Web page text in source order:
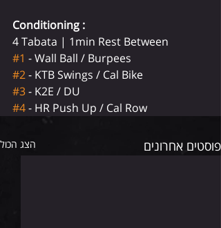
Conditioning :
4 Tabata | 1min Rest Between
#1 - Wall Ball / Burpees
#2 - KTB Swings / Cal Bike
#3 - K2E / DU
#4 - HR Push Up / Cal Row
פוסטים אחרונים הצג הכול